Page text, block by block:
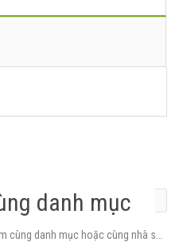
danh mục